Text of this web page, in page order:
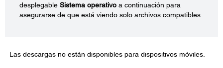
desplegable Sistema operativo a continuación para
asegurarse de que está viendo solo archivos compatibles.
Las descargas no están disponibles para dispositivos móviles.